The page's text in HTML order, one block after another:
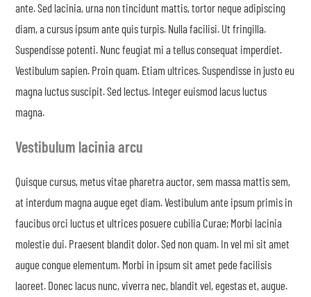
ante. Sed lacinia, urna non tincidunt mattis, tortor neque adipiscing
diam, a cursus ipsum ante quis turpis. Nulla facilisi. Ut fringilla.
Suspendisse potenti. Nunc feugiat mi a tellus consequat imperdiet.
Vestibulum sapien. Proin quam. Etiam ultrices. Suspendisse in justo eu
magna luctus suscipit. Sed lectus. Integer euismod lacus luctus
magna.
Vestibulum lacinia arcu
Quisque cursus, metus vitae pharetra auctor, sem massa mattis sem,
at interdum magna augue eget diam. Vestibulum ante ipsum primis in
faucibus orci luctus et ultrices posuere cubilia Curae; Morbi lacinia
molestie dui. Praesent blandit dolor. Sed non quam. In vel mi sit amet
augue congue elementum. Morbi in ipsum sit amet pede facilisis
laoreet. Donec lacus nunc, viverra nec, blandit vel, egestas et, augue.